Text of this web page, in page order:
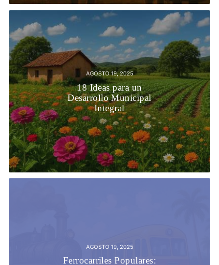
AGOSTO 19, 2025
18 Ideas para un
Desarrollo Municipal
Integral
AGOSTO 19, 2025
Ferrocarriles Populares: